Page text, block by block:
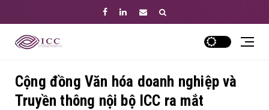
Cộng đồng Văn hóa doanh nghiệp và
Truyền thông nội bộ ICC ra mắt